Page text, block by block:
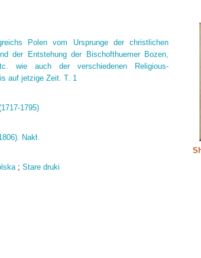
Polen vom Ursprunge der christlichen
der Entstehung der Bischofthuemer Bozen,
wie auch der verschiedenen Religious-
auf jetzige Zeit. T. 1
1795)
Nakł.
;Stare druki